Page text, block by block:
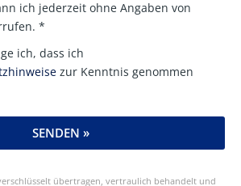
ich jederzeit ohne Angaben von
*
ich, dass ich
zur Kenntnis genommen
SENDEN »
übertragen, vertraulich behandelt und